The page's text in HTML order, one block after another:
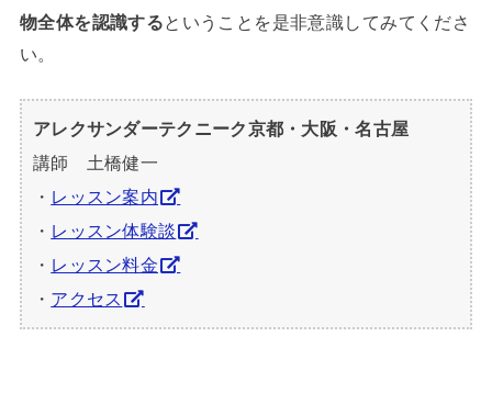
物全体を認識するということを是非意識してみてくださ
い。
アレクサンダーテクニーク京都・大阪・名古屋
講師 土橋健一
・ レッスン案内
・ レッスン体験談
・ レッスン料金
・ アクセス